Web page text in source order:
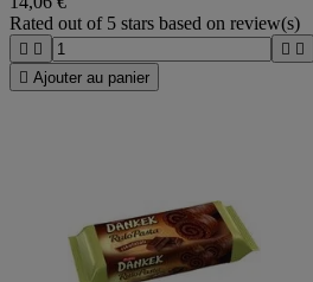
Rated out of 5 stars based on review(s)
   
 Ajouter au panier